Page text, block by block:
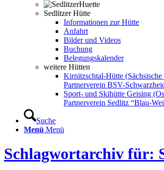
Sedlitzer Hütte
Informationen zur Hütte
Anfahrt
Bilder und Videos
Buchung
Belegungskalender
weitere Hütten
Kirnitzschtal-Hütte
Partnerverein BSV-
Sport- und Skihütte Geising
Partnerverein Sedlitz “Blau-
Suche
Menü Menü
Schlagwortarchiv für: